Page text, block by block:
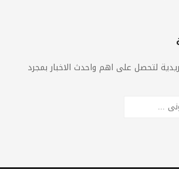
لتحصل على اهم واحدث الاخبار بمجرد